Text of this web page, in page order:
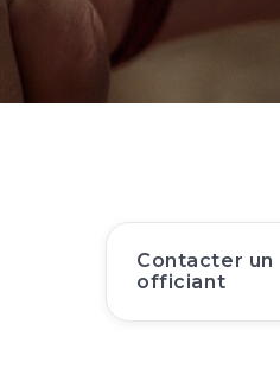
Contacter un
officiant